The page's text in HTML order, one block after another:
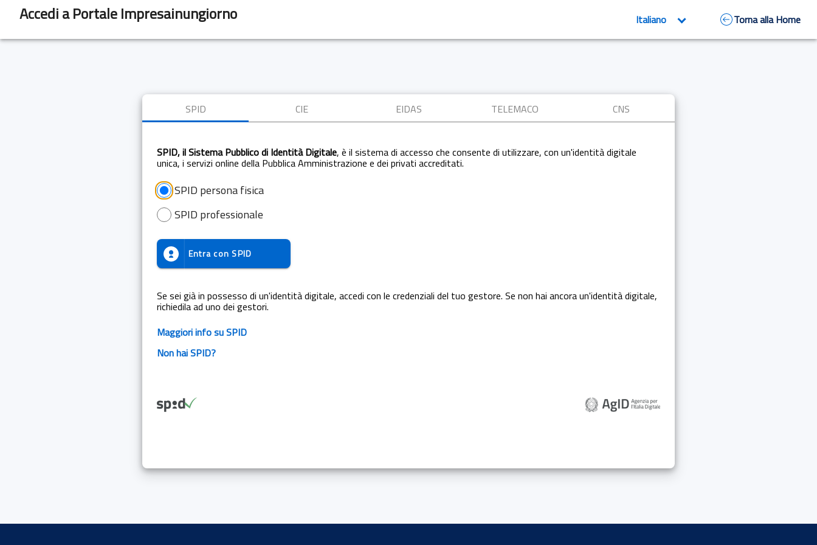
Accedi a Portale Impresainungiorno Torna alla Home
SPID CIE EIDAS TELEMACO CNS
SPID, il Sistema Pubblico di Identità Digitale, è il sistema di accesso che consente di utilizzare, con un'identità digitale
unica, i servizi online della Pubblica Amministrazione e dei privati accreditati.
SPID persona fisica
SPID professionale
Entra con SPID
Se sei già in possesso di un'identità digitale, accedi con le credenziali del tuo gestore. Se non hai ancora un'identità digitale,
richiedila ad uno dei gestori.
Maggiori info su SPID
Non hai SPID?